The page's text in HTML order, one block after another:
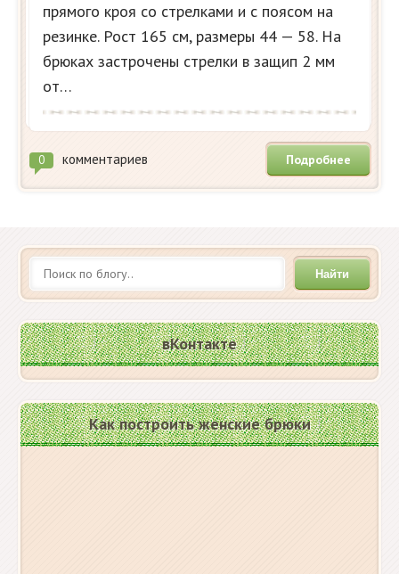
прямого кроя со стрелками и с поясом на
резинке. Рост 165 см, размеры 44 — 58. На
брюках застрочены стрелки в защип 2 мм
от…
0 комментариев Подробнее
Найти
вКонтакте
Как построить женские брюки